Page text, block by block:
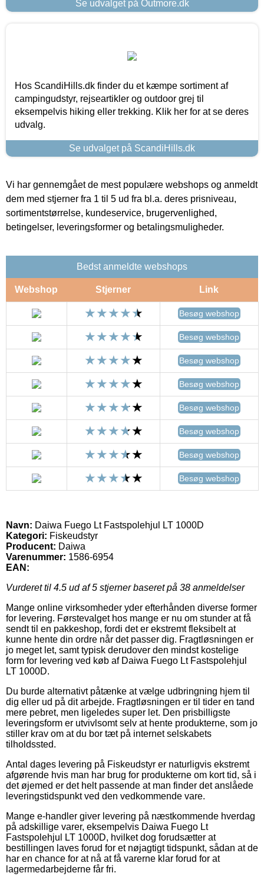
Se udvalget på Outmore.dk
Hos ScandiHills.dk finder du et kæmpe sortiment af
campingudstyr, rejseartikler og outdoor grej til
eksempelvis hiking eller trekking. Klik her for at se deres
udvalg.
Se udvalget på ScandiHills.dk
Vi har gennemgået de mest populære webshops og anmeldt
dem med stjerner fra 1 til 5 ud fra bl.a. deres prisniveau,
sortimentstørrelse, kundeservice, brugervenlighed,
betingelser, leveringsformer og betalingsmuligheder.
Bedst anmeldte webshops
Webshop Stjerner Link
Besøg webshop
Besøg webshop
Besøg webshop
Besøg webshop
Besøg webshop
Besøg webshop
Besøg webshop
Besøg webshop
Navn: Daiwa Fuego Lt Fastspolehjul LT 1000D
Kategori: Fiskeudstyr
Producent: Daiwa
Varenummer: 1586-6954
EAN:
Vurderet til 4.5 ud af 5 stjerner baseret på 38 anmeldelser
Mange online virksomheder yder efterhånden diverse former
for levering. Førstevalget hos mange er nu om stunder at få
sendt til en pakkeshop, fordi det er ekstremt fleksibelt at
kunne hente din ordre når det passer dig. Fragtløsningen er
jo meget let, samt typisk derudover den mindst kostelige
form for levering ved køb af Daiwa Fuego Lt Fastspolehjul
LT 1000D.
Du burde alternativt påtænke at vælge udbringning hjem til
dig eller ud på dit arbejde. Fragtløsningen er til tider en tand
mere pebret, men ligeledes super let. Den prisbilligste
leveringsform er utvivlsomt selv at hente produkterne, som jo
stiller krav om at du bor tæt på internet selskabets
tilholdssted.
Antal dages levering på Fiskeudstyr er naturligvis ekstremt
afgørende hvis man har brug for produkterne om kort tid, så i
det øjemed er det helt passende at man finder det anslåede
leveringstidspunkt ved den vedkommende vare.
Mange e-handler giver levering på næstkommende hverdag
på adskillige varer, eksempelvis Daiwa Fuego Lt
Fastspolehjul LT 1000D, hvilket dog forudsætter at
bestillingen laves forud for et nøjagtigt tidspunkt, sådan at de
har en chance for at nå at få varerne klar forud for at
lagermedarbejderne får fri.